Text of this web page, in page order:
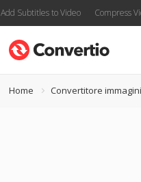
Add Subtitles to Video Compress
Home Convertitore immagini